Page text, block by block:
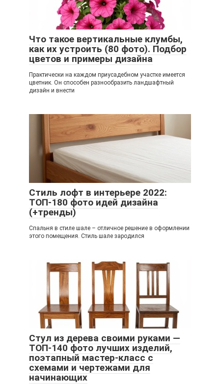
Что такое вертикальные клумбы,
как их устроить (80 фото). Подбор
цветов и примеры дизайна
Практически на каждом приусадебном участке имеется
цветник. Он способен разнообразить ландшафтный
дизайн и внести
Стиль лофт в интерьере 2022:
ТОП-180 фото идей дизайна
(+тренды)
Спальня в стиле шале – отличное решение в оформлении
этого помещения. Стиль шале зародился
Стул из дерева своими руками —
ТОП-140 фото лучших изделий,
поэтапный мастер-класс с
схемами и чертежами для
начинающих